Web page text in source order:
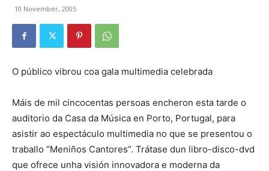
10 November, 2005
O público vibrou coa gala multimedia celebrada
Máis de mil cincocentas persoas encheron esta tarde o
auditorio da Casa da Música en Porto, Portugal, para
asistir ao espectáculo multimedia no que se presentou o
traballo “Meniños Cantores”. Trátase dun libro-disco-dvd
que ofrece unha visión innovadora e moderna da